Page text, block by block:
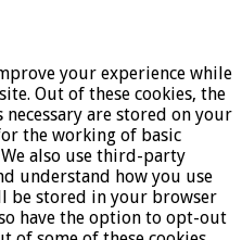
your experience while
Out of these cookies, the
are stored on your
the working of basic
also use third-party
understand how you use
be stored in your browser
have the option to opt-out